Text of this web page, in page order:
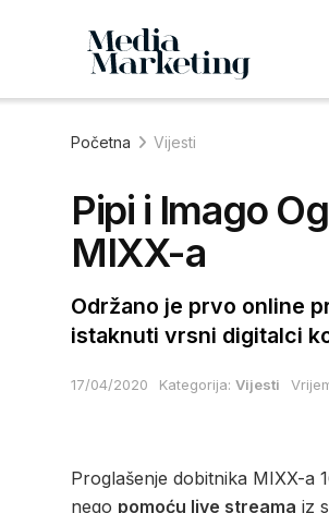
Početna Vijesti
Pipi i Imago
MIXX-a
Održano je prvo online
istaknuti vrsni digitalci
17/04/2020 Kategorija: Vijesti
Proglašenje dobitnika MIXX-a
nego pomoću live streama iz